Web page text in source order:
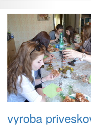
vyroba